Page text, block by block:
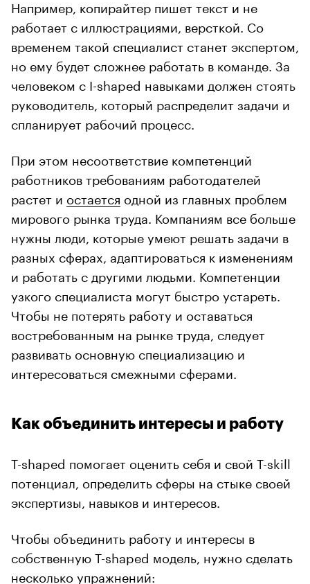
Например, копирайтер пишет текст и не
работает с иллюстрациями, версткой. Со
временем такой специалист станет экспертом,
но ему будет сложнее работать в команде. За
человеком с I-shaped навыками должен стоять
руководитель, который распределит задачи и
спланирует рабочий процесс.
При этом несоответствие компетенций
работников требованиям работодателей
растет и остается одной из главных проблем
мирового рынка труда. Компаниям все больше
нужны люди, которые умеют решать задачи в
разных сферах, адаптироваться к изменениям
и работать с другими людьми. Компетенции
узкого специалиста могут быстро устареть.
Чтобы не потерять работу и оставаться
востребованным на рынке труда, следует
развивать основную специализацию и
интересоваться смежными сферами.
Как объединить интересы и работу
T-shaped помогает оценить себя и свой T-skill
потенциал, определить сферы на стыке своей
экспертизы, навыков и интересов.
Чтобы объединить работу и интересы в
собственную T-shaped модель, нужно сделать
несколько упражнений: